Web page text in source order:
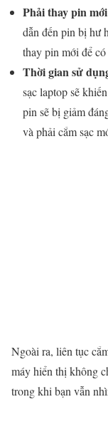
Phải thay pin
dẫn đến pin bị hư
thay pin mới để
Thời gian sử
sạc laptop sẽ
pin sẽ bị giảm
và phải cắm sạc
Ngoài ra, liên tục
máy hiển thị không
trong khi bạn vẫn